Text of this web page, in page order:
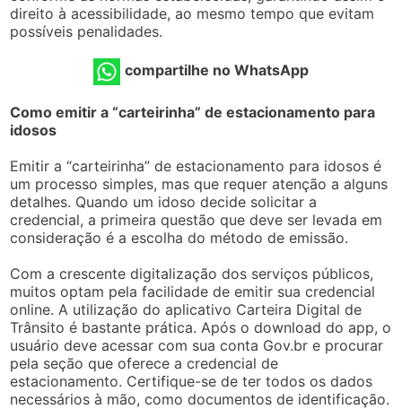
direito à acessibilidade, ao mesmo tempo que evitam
possíveis penalidades.
compartilhe no WhatsApp
Como emitir a “carteirinha” de estacionamento para
idosos
Emitir a “carteirinha” de estacionamento para idosos é
um processo simples, mas que requer atenção a alguns
detalhes. Quando um idoso decide solicitar a
credencial, a primeira questão que deve ser levada em
consideração é a escolha do método de emissão.
Com a crescente digitalização dos serviços públicos,
muitos optam pela facilidade de emitir sua credencial
online. A utilização do aplicativo Carteira Digital de
Trânsito é bastante prática. Após o download do app, o
usuário deve acessar com sua conta Gov.br e procurar
pela seção que oferece a credencial de
estacionamento. Certifique-se de ter todos os dados
necessários à mão, como documentos de identificação.